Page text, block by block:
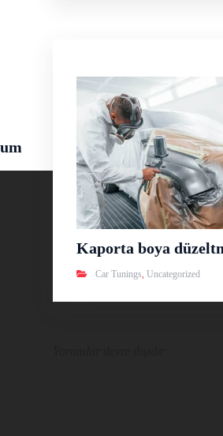
Kaporta boya
Car Tunings,Uncategorized